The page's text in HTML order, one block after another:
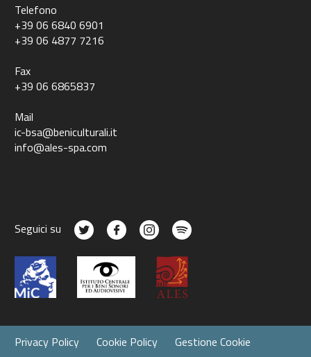
Telefono
+39 06 6840 6901
+39 06 4877 7216
Fax
+39 06 6865837
Mail
ic-bsa@beniculturali.it
info@ales-spa.com
Seguici su
Privacy Policy Cookie Policy Gestione Cookie